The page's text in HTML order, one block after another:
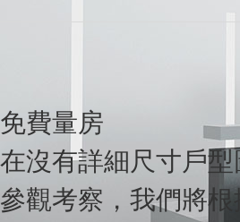
免費量房
在沒有詳細尺寸戶
參觀考察，我們